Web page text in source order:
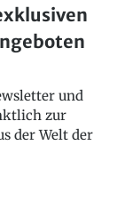
und
zur
der Welt der